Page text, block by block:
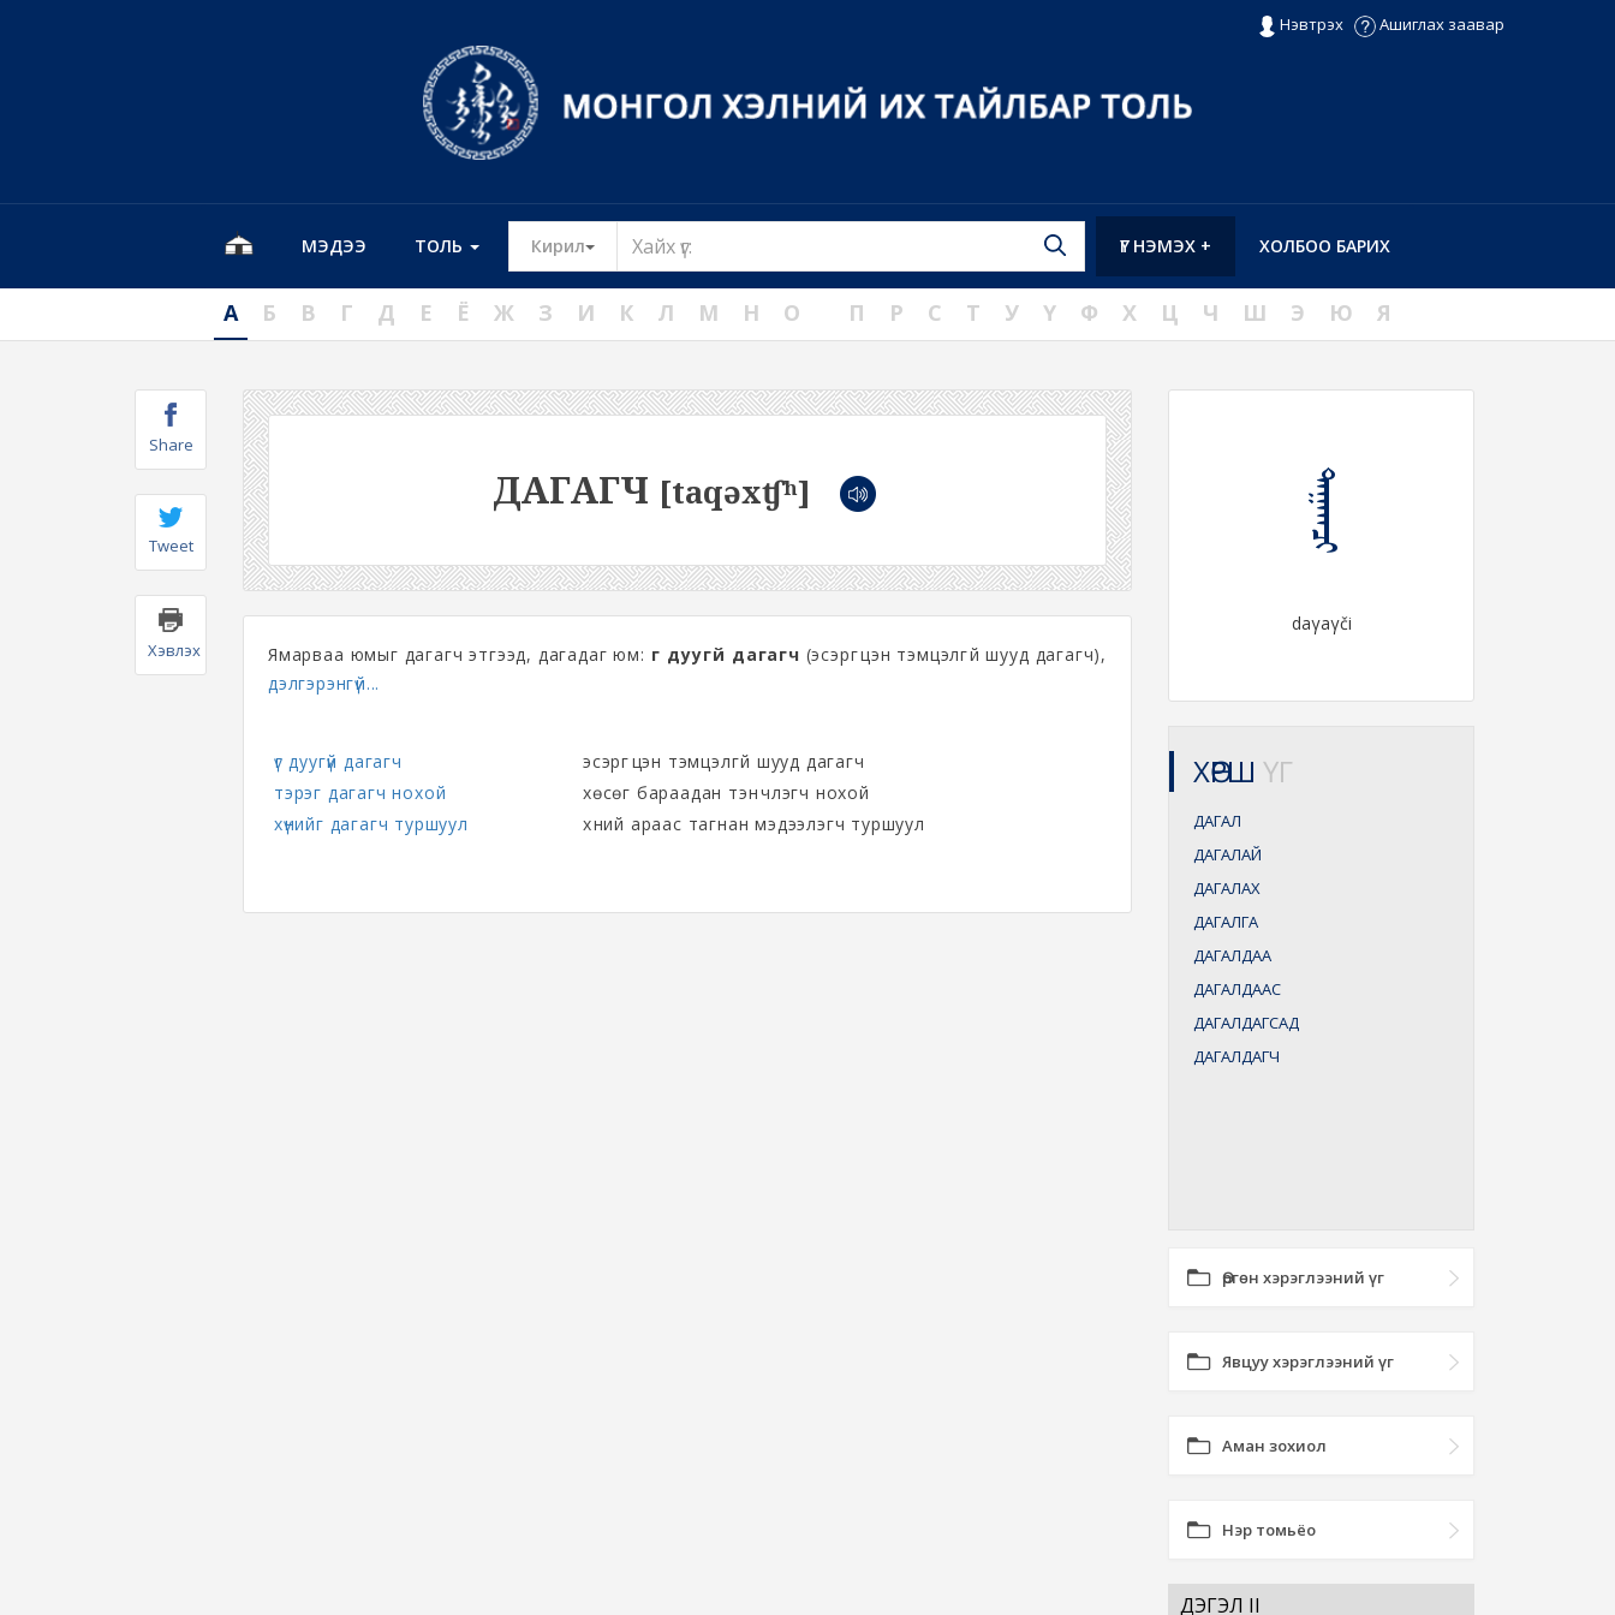
Нэвтрэх Ашиглах заавар
МЭДЭЭ ТОЛЬ Кирил Toggle Dropdown ХОЛБОО БАРИХ
ҮГ НЭМЭХ +
А Б В Г Д Е Ё Ж З И К Л М Н О П Р С Т У Ү Ф Х Ц Ч Ш Э Ю Я
Share
Tweet
Хэвлэх
ДАГАГЧ [taqəxʧʰ]
Ямарваа юмыг дагагч этгээд, дагадаг юм: үг дуугүй дагагч (эсэргүүцэн тэмцэлгүй шууд дагагч),
дэлгэрэнгүй...
үг дуугүй дагагч
эсэргүүцэн тэмцэлгүй шууд дагагч
тэрэг дагагч нохой
хөсөг бараадан тэнүүчлэгч нохой
хүнийг дагагч туршуул
хүний араас тагнан мэдээлэгч туршуул
ᠳᠠᠭᠠᠭᠴᠢ
daγaγči
ХӨРШ ҮГ
ДАГАЛ
ДАГАЛАЙ
ДАГАЛАХ
ДАГАЛГА
ДАГАЛДАА
ДАГАЛДААС
ДАГАЛДАГСАД
ДАГАЛДАГЧ
Өргөн хэрэглээний үг
Явцуу хэрэглээний үг
Аман зохиол
Нэр томьёо
ДЭГЭЛ II